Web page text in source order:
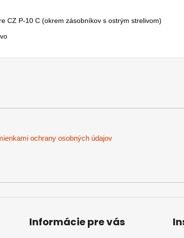
CZ P-10 C (okrem zásobníkov s ostrým strelivom)
ochrany osobných údajov
Informácie pre vás